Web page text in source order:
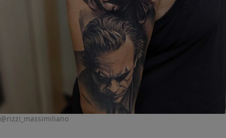
@rizzi_massimiliano